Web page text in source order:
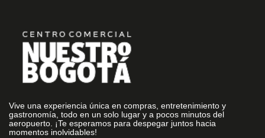
Vive una experiencia única en compras, entretenimiento y
gastronomía, todo en un solo lugar y a pocos minutos del
aeropuerto. ¡Te esperamos para despegar juntos hacia
momentos inolvidables!